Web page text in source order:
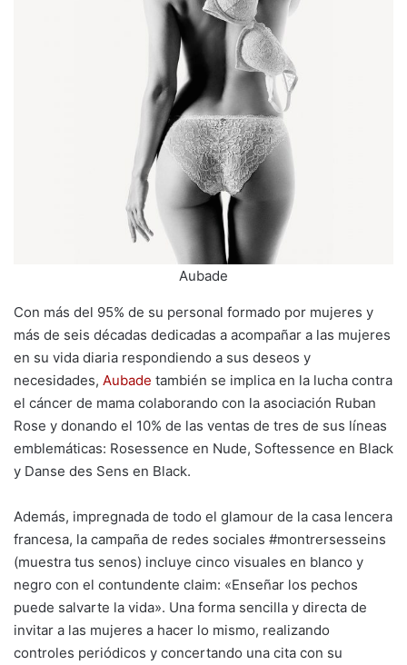
Aubade
Con más del 95% de su personal formado por mujeres y
más de seis décadas dedicadas a acompañar a las mujeres
en su vida diaria respondiendo a sus deseos y
necesidades, Aubade también se implica en la lucha contra
el cáncer de mama colaborando con la asociación Ruban
Rose y donando el 10% de las ventas de tres de sus líneas
emblemáticas: Rosessence en Nude, Softessence en Black
y Danse des Sens en Black.
Además, impregnada de todo el glamour de la casa lencera
francesa, la campaña de redes sociales #montrersesseins
(muestra tus senos) incluye cinco visuales en blanco y
negro con el contundente claim: «Enseñar los pechos
puede salvarte la vida». Una forma sencilla y directa de
invitar a las mujeres a hacer lo mismo, realizando
controles periódicos y concertando una cita con su